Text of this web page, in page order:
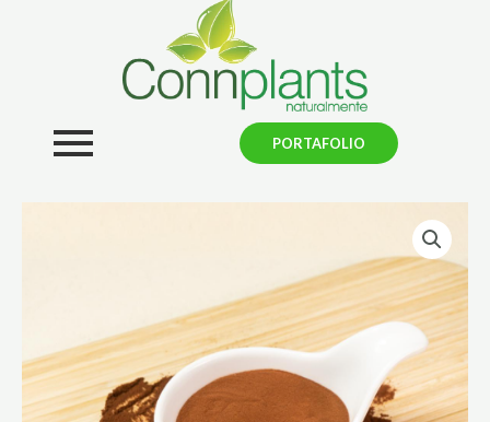
PORTAFOLIO